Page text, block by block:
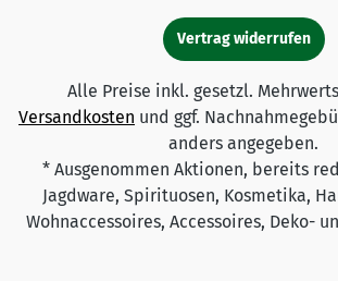
Vertrag widerrufen
Alle Preise inkl. gesetzl.
Versandkosten und ggf.
anders angegeben.
* Ausgenommen Aktionen, bereits
Jagdware, Spirituosen, Kosmetika,
Wohnaccessoires, Accessoires, Deko-